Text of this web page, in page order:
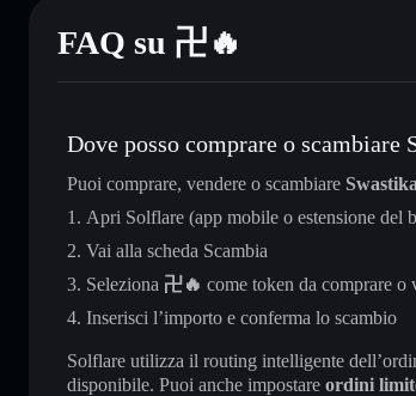
FAQ su 卍🔥
Dove posso comprare o scambiare
Puoi comprare, vendere o scambiare
Apri Solflare (app mobile o estensione del
Vai alla scheda Scambia
Seleziona 卍🔥 come token da comprare o
Inserisci l’importo e conferma lo scambio
Solflare utilizza il routing intelligente
disponibile. Puoi anche impostare ordini